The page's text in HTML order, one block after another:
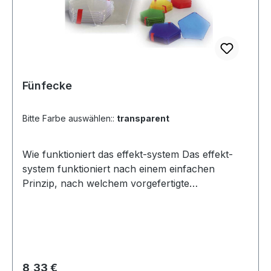
Fünfecke
Bitte Farbe auswählen:: transparent
Wie funktioniert das effekt-system Das effekt-
system funktioniert nach einem einfachen
Prinzip, nach welchem vorgefertigte
Regulärer Preis:
8,33 €